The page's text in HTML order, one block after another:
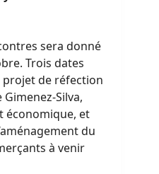
sera donné
Trois dates
de réfection
Silva,
économique, et
du
à venir